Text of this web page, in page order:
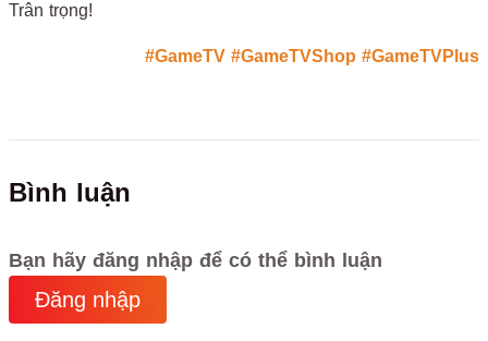
Trân trọng!
#GameTV #GameTVShop #GameTVPlus
Bình luận
Bạn hãy đăng nhập để có thể bình luận
Đăng nhập